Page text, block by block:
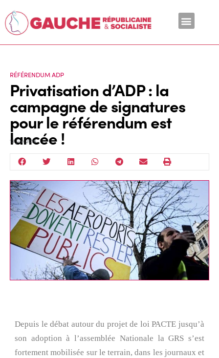
RÉFÉRENDUM ADP
Privatisation d’ADP : la
campagne de signatures
pour le référendum est
lancée !
13 Juin 2019
Depuis le débat autour du projet de loi PACTE jusqu’à
son adoption à l’assemblée Nationale la GRS s’est
fortement mobilisée sur le terrain, dans les journaux et